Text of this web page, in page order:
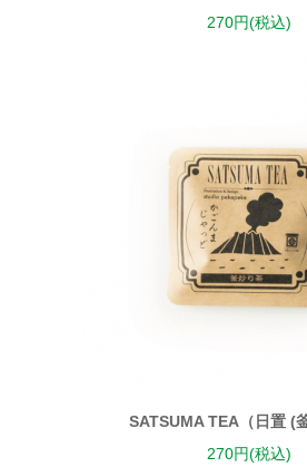
270円(税込)
SATSUMA TEA（日置 (
270円(税込)